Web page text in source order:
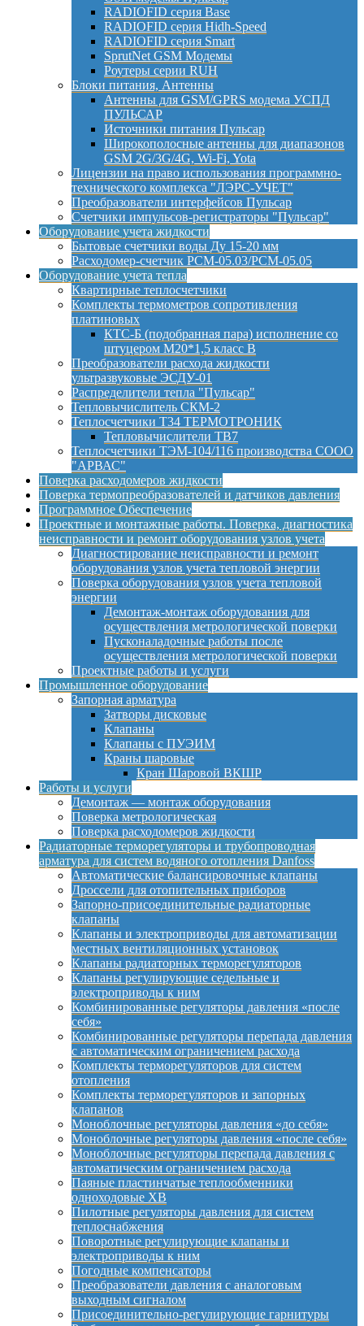
RADIOFID серия Base
RADIOFID серия Hidh-Speed
RADIOFID серия Smart
SprutNet GSM Модемы
Роутеры серии RUH
Блоки питания, Антенны
Антенны для GSM/GPRS модема УСПД
ПУЛЬСАР
Источники питания Пульсар
Широкополосные антенны для диапазонов
GSM 2G/3G/4G, Wi-Fi, Yota
Лицензии на право использования программно-
технического комплекса "ЛЭРС-УЧЕТ"
Преобразователи интерфейсов Пульсар
Счетчики импульсов-регистраторы "Пульсар"
Оборудование учета жидкости
Бытовые счетчики воды Ду 15-20 мм
Расходомер-счетчик РСМ-05.03/РСМ-05.05
Оборудование учета тепла
Квартирные теплосчетчики
Комплекты термометров сопротивления
платиновых
КТС-Б (подобранная пара) исполнение со
штуцером М20*1,5 класс B
Преобразователи расхода жидкости
ультразвуковые ЭСДУ-01
Распределители тепла "Пульсар"
Тепловычислитель СКМ-2
Теплосчетчики Т34 ТЕРМОТРОНИК
Тепловычислители ТВ7
Теплосчетчики ТЭМ-104/116 производства СООО
"АРВАС"
Поверка расходомеров жидкости
Поверка термопреобразователей и датчиков давления
Программное Обеспечение
Проектные и монтажные работы. Поверка, диагностика
неисправности и ремонт оборудования узлов учета
Диагностирование неисправности и ремонт
оборудования узлов учета тепловой энергии
Поверка оборудования узлов учета тепловой
энергии
Демонтаж-монтаж оборудования для
осуществления метрологической поверки
Пусконаладочные работы после
осуществления метрологической поверки
Проектные работы и услуги
Промышленное оборудование
Запорная арматура
Затворы дисковые
Клапаны
Клапаны с ПУЭИМ
Краны шаровые
Кран Шаровой ВКШР
Работы и услуги
Демонтаж — монтаж оборудования
Поверка метрологическая
Поверка расходомеров жидкости
Радиаторные терморегуляторы и трубопроводная
арматура для систем водяного отопления Danfoss
Автоматические балансировочные клапаны
Дроссели для отопительных приборов
Запорно-присоединительные радиаторные
клапаны
Клапаны и электроприводы для автоматизации
местных вентиляционных установок
Клапаны радиаторных терморегуляторов
Клапаны регулирующие седельные и
электроприводы к ним
Комбинированные регуляторы давления «после
себя»
Комбинированные регуляторы перепада давления
с автоматическим ограничением расхода
Комплекты терморегуляторов для систем
отопления
Комплекты терморегуляторов и запорных
клапанов
Моноблочные регуляторы давления «до себя»
Моноблочные регуляторы давления «после себя»
Моноблочные регуляторы перепада давления с
автоматическим ограничением расхода
Паяные пластинчатые теплообменники
одноходовые XB
Пилотные регуляторы давления для систем
теплоснабжения
Поворотные регулирующие клапаны и
электроприводы к ним
Погодные компенсаторы
Преобразователи давления с аналоговым
выходным сигналом
Присоединительно-регулирующие гарнитуры